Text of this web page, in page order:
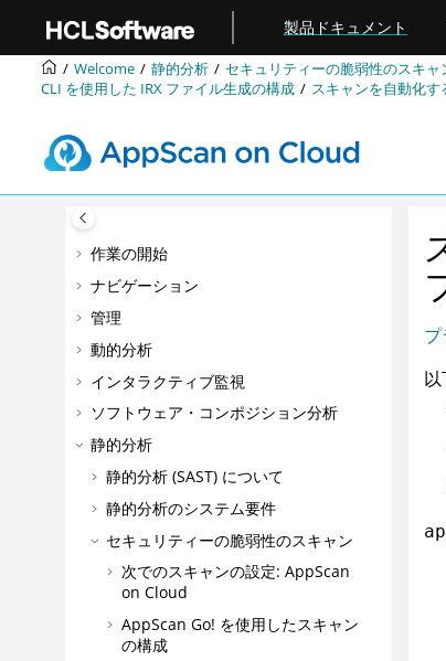
製品ドキュメント
Welcome 静的分析 セキュリティーの脆弱性のスキャ
CLI を使用した IRX ファイル生成の構成 スキャンを自動化
作業の開始
ナビゲーション
管理
動的分析
インタラクティブ監視
ソフトウェア・コンポジション分析
静的分析
静的分析 (SAST) について
静的分析のシステム要件
セキュリティーの脆弱性のスキャン
次でのスキャンの設定: AppScan
on Cloud
AppScan Go! を使用したスキャン
の構成